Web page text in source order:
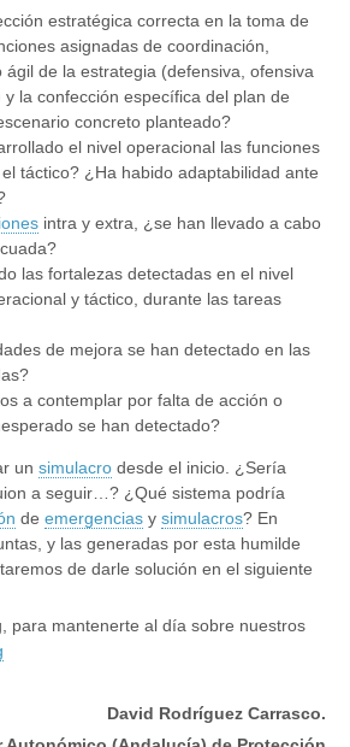
estratégica correcta en la toma de
asignadas de coordinación,
ágil de la estrategia (defensiva, ofensiva
la confección específica del plan de
concreto planteado?
el nivel operacional las funciones
táctico? ¿Ha habido adaptabilidad ante
intra y extra, ¿se han llevado a cabo
las fortalezas detectadas en el nivel
y táctico, durante las tareas
de mejora se han detectado en las
a contemplar por falta de acción o
se han detectado?
un simulacro desde el inicio. ¿Sería
a seguir…? ¿Qué sistema podría
de emergencias y simulacros? En
y las generadas por esta humilde
de darle solución en el siguiente
para mantenerte al día sobre nuestros
David Rodríguez Carrasco.